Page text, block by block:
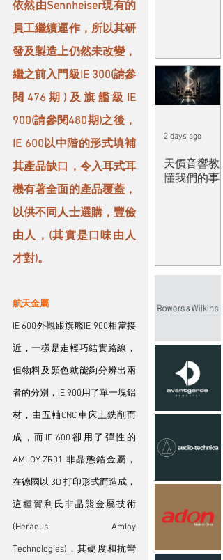
依然由Sennheiser現有的
員工繼續運作，所以其研
發及製造上仍然未改變，
繼之前入門級IE 300(請參
閱476期)及旗艦級IE
900(請參閱480期)之後，
IE 600以中階的形式填補
其產品缺口，令入耳式耳
機有著全面的產品覆蓋，
以供不同人士選購，豐儉
由人，(其實是口味由人
才對)。
航天金屬
IE 600外觀跟旗艦IE 900相當接
近，一樣是走輕巧結實路線，
但物料及顏色就能夠分辨出兩
者的分別，IE 900用了單一塊鋁
材，由五軸CNC車床上銑削而
成，而IE 600卻用了彈性的
AMLOY-ZR01 非晶態鋯金屬，
在德國以 3D 打印形式而造成，
這種賀利氏非晶態金屬技術
(Heraeus Amloy
Technologies)，其硬度和抗彎
天價音響教
懂我們的事
2 days ago